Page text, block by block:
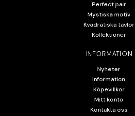
Perfect pair
Mystiska motiv
Kvadratiska tavlor
Kollektioner
INFORMATION
Nyheter
Information
Köpevillkor
Mitt konto
Kontakta oss